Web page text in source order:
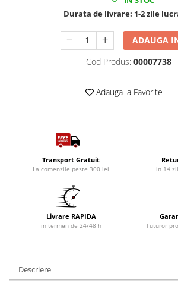
Durata de livrare: 1-2 zile
ADAUGA
Cod Produs: 00007738
Adauga la Favorite
Transport Gratuit
La comenzile peste 300 lei in 14
Livrare RAPIDA
in termen de 24/48 h Tuturor
Descriere